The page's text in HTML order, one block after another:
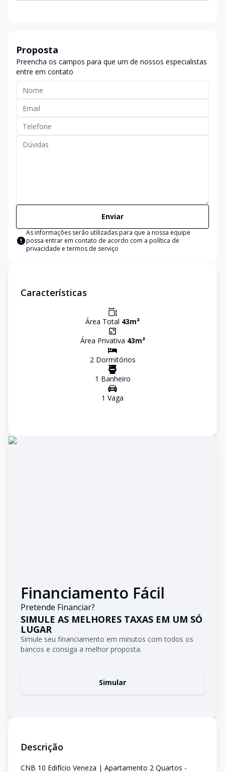
Proposta
Preencha os campos para que um de nossos especialistas
entre em contato
Enviar
As informações serão utilizadas para que a nossa equipe
possa entrar em contato de acordo com a política de
privacidade e termos de serviço
Características
Área Total 43m²
Área Privativa 43m²
2Dormitórios
1 Banheiro
1 Vaga
Financiamento Fácil
Pretende Financiar?
SIMULE AS MELHORES TAXAS EM UM SÓ
LUGAR
Simule seu financiamento em minutos com todos os
bancos e consiga a melhor proposta.
Simular
Descrição
CNB 10 Edifício Veneza | Apartamento 2 Quartos -